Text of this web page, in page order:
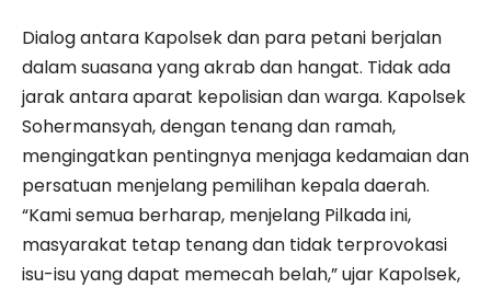
Dialog antara Kapolsek dan para petani berjalan
dalam suasana yang akrab dan hangat. Tidak ada
jarak antara aparat kepolisian dan warga. Kapolsek
Sohermansyah, dengan tenang dan ramah,
mengingatkan pentingnya menjaga kedamaian dan
persatuan menjelang pemilihan kepala daerah.
“Kami semua berharap, menjelang Pilkada ini,
masyarakat tetap tenang dan tidak terprovokasi
isu-isu yang dapat memecah belah,” ujar Kapolsek,